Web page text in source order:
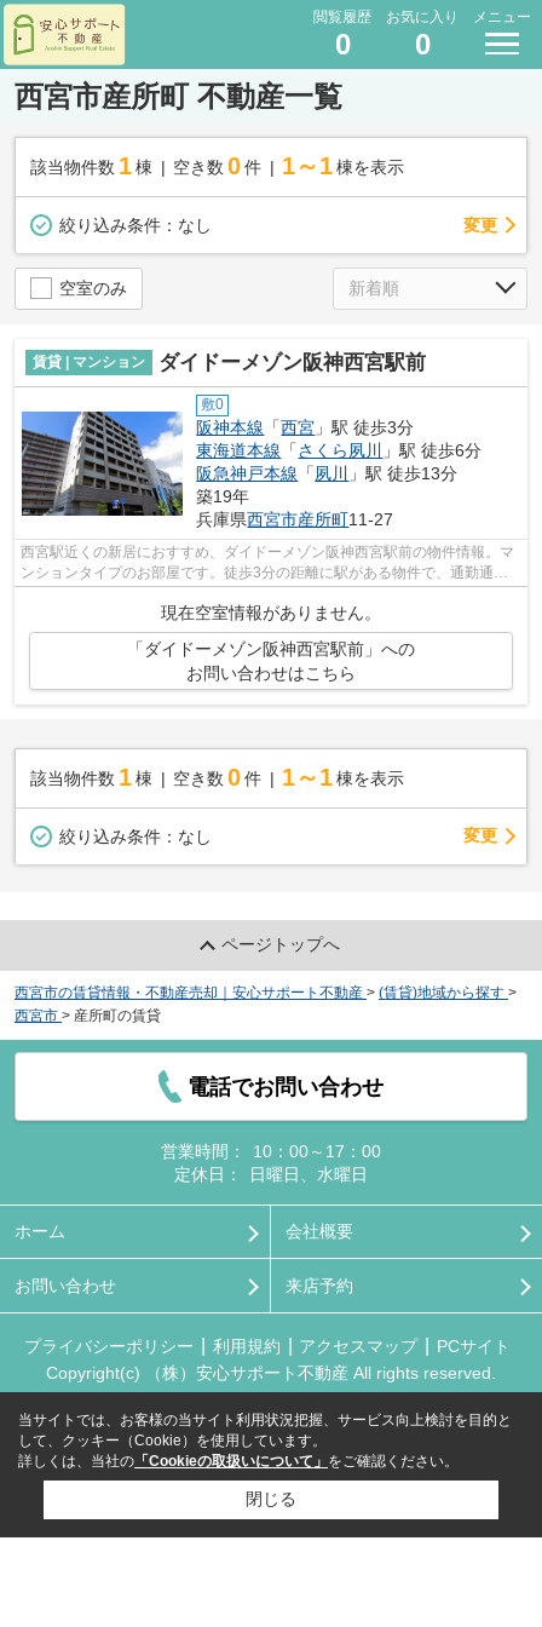
閲覧履歴
0
お気に入り
0
メニュー
西宮市産所町 不動産一覧
該当物件数 1棟 空き数 0 件 1～1 棟を表示
絞り込み条件： なし 変更
空室のみ
賃貸 | マンション ダイドーメゾン阪神西宮駅前
敷0
阪神本線 「西宮 」駅 徒歩3分
東海道本線 「さくら夙川
」駅 徒歩6分
阪急神戸本線 「夙川
」駅 徒歩13分
築19年
兵庫県西宮市産所町11-27
西宮駅近くの新居におすすめ、ダイドーメゾン阪神西宮駅前の物件情報。マ
ンションタイプのお部屋です。徒歩3分の距離に駅がある物件で、通勤通学
現在空室情報がありません。
「ダイドーメゾン阪神西宮駅前」への
お問い合わせはこちら
該当物件数 1棟 空き数 0 件 1～1 棟を表示
絞り込み条件： なし 変更
ページトップへ
西宮市の賃貸情報・不動産売却｜安心サポート不動産 > (賃貸)地域から探す >
西宮市 > 産所町の賃貸
電話でお問い合わせ
営業時間：
10：00～17：00
定休日：
日曜日、水曜日
ホーム 会社概要
お問い合わせ 来店予約
プライバシーポリシー 利用規約 アクセスマップ
PCサイト
Copyright(c) （株）安心サポート不動産 All rights reserved.
当サイトでは、お客様の当サイト利用状況把握、サービス向上検討を目的と
して、クッキー（Cookie）を使用しています。
詳しくは、当社の 「Cookieの取扱いについて」 をご確認ください。
閉じる